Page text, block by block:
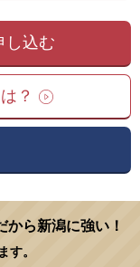
し込む
？
から新潟に強い！
す。